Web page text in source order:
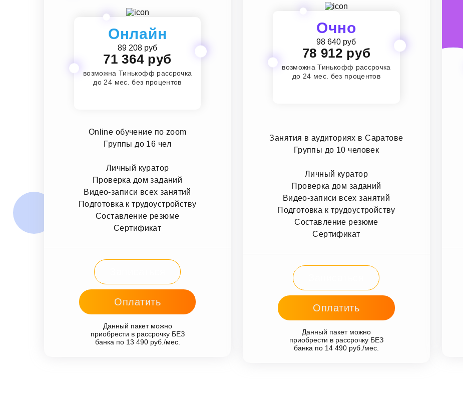
Онлайн
89 208 руб
71 364 руб
возможна Тинькофф рассрочка
до 24 мес. без процентов
Online обучение по zoom
Группы до 16 чел
Личный куратор
Проверка дом заданий
Видео-записи всех занятий
Подготовка к трудоустройству
Составление резюме
Сертификат
Оплатить
Данный пакет можно
приобрести в рассрочку БЕЗ
банка по 13 490 руб./мес.
Очно
98 640 руб
78 912 руб
возможна Тинькофф рассрочка
до 24 мес. без процентов
Занятия в аудиториях в Саратове
Группы до 10 человек
Личный куратор
Проверка дом заданий
Видео-записи всех занятий
Подготовка к трудоустройству
Составление резюме
Сертификат
Оплатить
Данный пакет можно
приобрести в рассрочку БЕЗ
банка по 14 490 руб./мес.